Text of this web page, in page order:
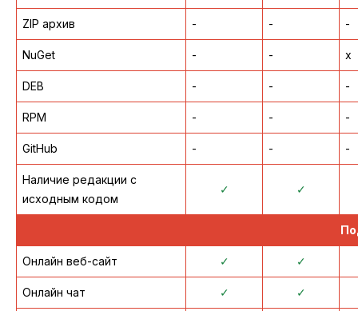
ZIP архив - - -
NuGet - - x
DEB - - -
RPM - - -
GitHub - - -
Наличие редакции с
исходным кодом
✓ ✓
Онлайн веб-сайт ✓ ✓
Онлайн чат ✓ ✓